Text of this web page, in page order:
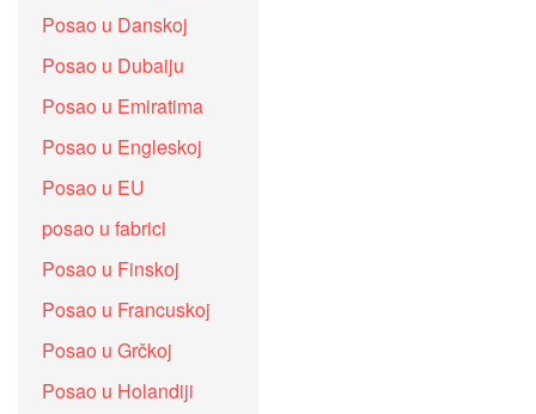
Posao u Danskoj
Posao u Dubaiju
Posao u Emiratima
Posao u Engleskoj
Posao u EU
posao u fabrici
Posao u Finskoj
Posao u Francuskoj
Posao u Grčkoj
Posao u Holandiji